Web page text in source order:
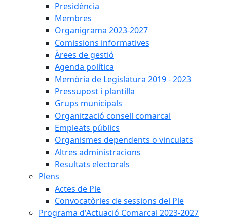
Presidència
Membres
Organigrama 2023-2027
Comissions informatives
Àrees de gestió
Agenda política
Memòria de Legislatura 2019 - 2023
Pressupost i plantilla
Grups municipals
Organització consell comarcal
Empleats públics
Organismes dependents o vinculats
Altres administracions
Resultats electorals
Plens
Actes de Ple
Convocatòries de sessions del Ple
Programa d'Actuació Comarcal 2023-2027